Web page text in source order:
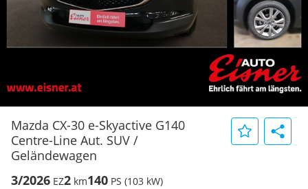
Mazda CX-30 e-Skyactive G140
Centre-Line Aut. SUV /
Geländewagen
3/2026 EZ2 km140 PS (103 kW)